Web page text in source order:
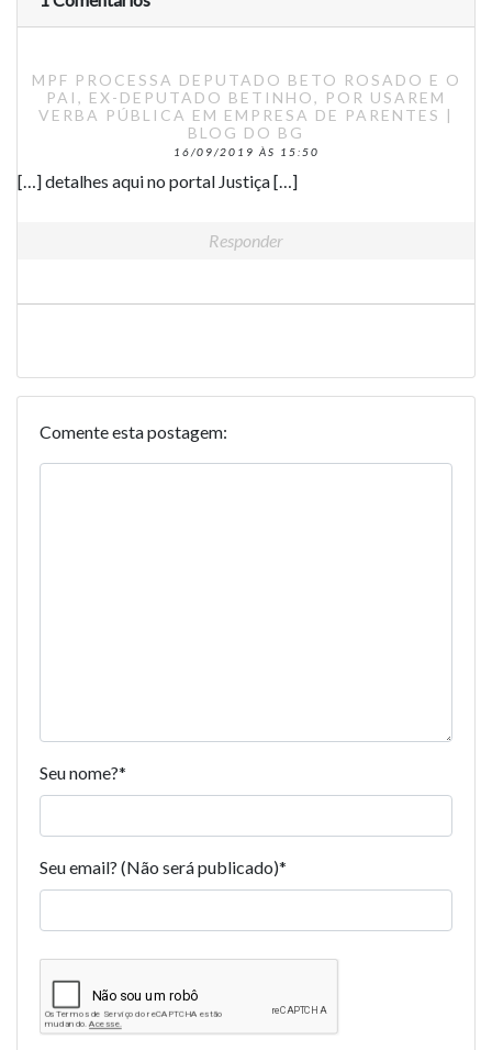
MPF PROCESSA DEPUTADO BETO ROSADO E O
PAI, EX-DEPUTADO BETINHO, POR USAREM
VERBA PÚBLICA EM EMPRESA DE PARENTES |
BLOG DO BG
16/09/2019 ÀS 15:50
[…] detalhes aqui no portal Justiça […]
Responder
Comente esta postagem:
Seu nome?*
Seu email? (Não será publicado)*